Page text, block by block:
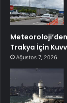
Trakya İçin
Ağustos 7, 2026